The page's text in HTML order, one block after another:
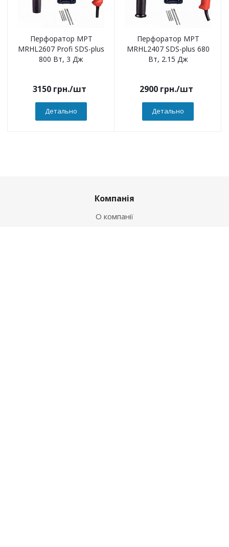
Перфоратор MPT
MRHL2607 Profi SDS-plus
800 Вт, 3 Дж
3150грн./шт
Детально
Перфоратор MPT
MRHL2407 SDS-plus 680
Вт, 2.15 Дж
2900грн./шт
Детально
Компанія
О компанії